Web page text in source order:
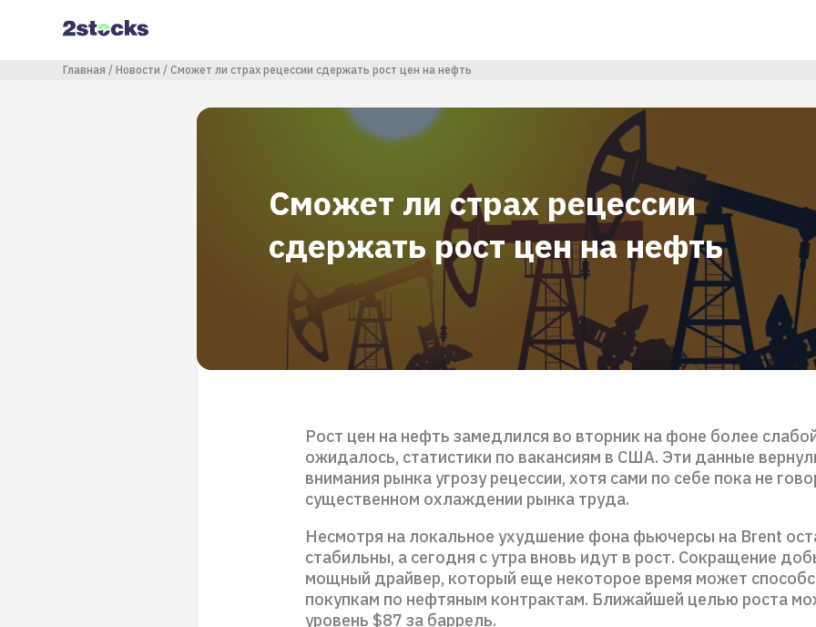
содержанию
Строка навигации
Главная Новости Сможет ли страх рецессии сдержать рост цен на нефть
Сможет ли страх рецессии
сдержать рост цен на нефть
Рост цен на нефть замедлился во вторник на фоне более
ожидалось, статистики по вакансиям в США. Эти данные
внимания рынка угрозу рецессии, хотя сами по себе пока не
существенном охлаждении рынка труда.
Несмотря на локальное ухудшение фона фьючерсы на Brent
стабильны, а сегодня с утра вновь идут в рост. Сокращение
мощный драйвер, который еще некоторое время может
покупкам по нефтяным контрактам. Ближайшей целью роста
уровень $87 за баррель.